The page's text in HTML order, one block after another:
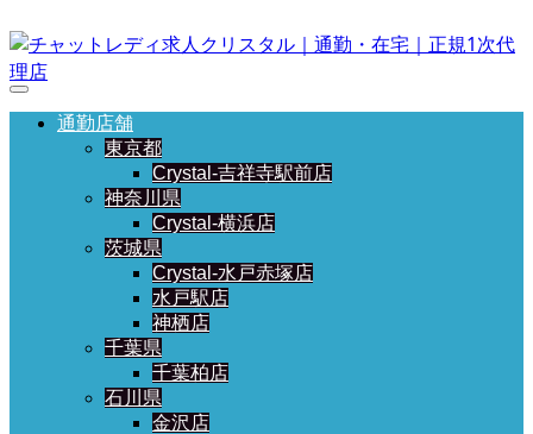
通勤店舗
東京都
Crystal-吉祥寺駅前店
神奈川県
Crystal-横浜店
茨城県
Crystal-水戸赤塚店
水戸駅店
神栖店
千葉県
千葉柏店
石川県
金沢店